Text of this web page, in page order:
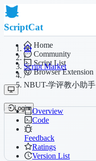
ScriptCat
Home
Community
Script List
Browser Extension
Login
/
Script Market
/
NBUT-学评教小助手
Overview
Code
Feedback
Ratings
Version List